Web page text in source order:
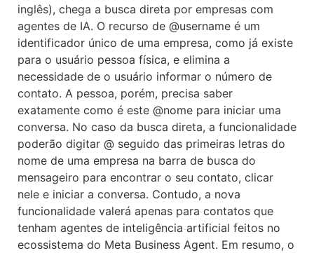
inglês), chega a busca direta por empresas com
agentes de IA. O recurso de @username é um
identificador único de uma empresa, como já existe
para o usuário pessoa física, e elimina a
necessidade de o usuário informar o número de
contato. A pessoa, porém, precisa saber
exatamente como é este @nome para iniciar uma
conversa. No caso da busca direta, a funcionalidade
poderão digitar @ seguido das primeiras letras do
nome de uma empresa na barra de busca do
mensageiro para encontrar o seu contato, clicar
nele e iniciar a conversa. Contudo, a nova
funcionalidade valerá apenas para contatos que
tenham agentes de inteligência artificial feitos no
ecossistema do Meta Business Agent. Em resumo, o